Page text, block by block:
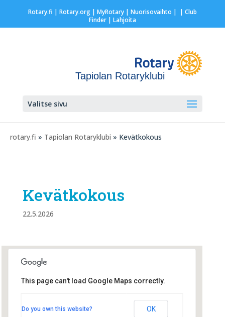
Rotary.fi | Rotary.org| MyRotary | Nuorisovaihto | | Club
Finder| Lahjoita
Tapiolan Rotaryklubi
Valitse sivu
rotary.fi » Tapiolan Rotaryklubi » Kevätkokous
Kevätkokous
22.5.2026
Tapionaukio 3 - Espoo
This page can't load Google Maps correctly.
Do you own this website? OK